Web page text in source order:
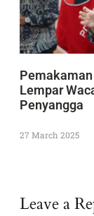
Lempar
Penyangga
27 March 2025
Leave a